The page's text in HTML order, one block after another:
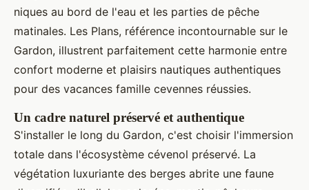
niques au bord de l'eau et les parties de pêche
matinales. Les Plans, référence incontournable sur le
Gardon, illustrent parfaitement cette harmonie entre
confort moderne et plaisirs nautiques authentiques
pour des vacances famille cevennes réussies.
Un cadre naturel préservé et authentique
S'installer le long du Gardon, c'est choisir l'immersion
totale dans l'écosystème cévenol préservé. La
végétation luxuriante des berges abrite une faune